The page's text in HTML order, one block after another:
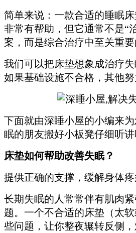
简单来说：一款合适的睡眠
非常有帮助，但它通常不是“
案，而是综合治疗中至关重要
我们可以把床垫想象成治疗失
如果基础设施不合格，其他努
下面就由深睡小屋的小编来
眠的朋友搬好小板凳仔细听讲
床垫如何帮助改善失眠？
提供正确的支撑，缓解身体疼
长期失眠的人常常伴有肌肉
题。一个不合适的床垫（太
些问题，让你整夜辗转反侧，